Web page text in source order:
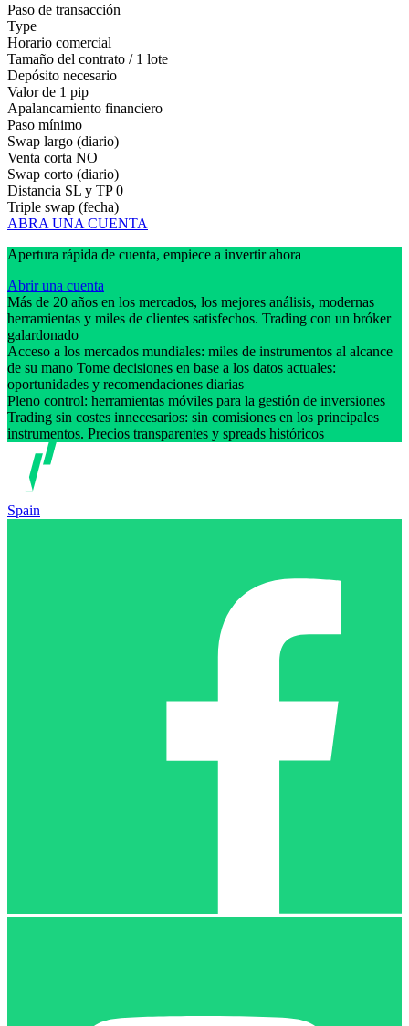
Paso de transacción
Type
Horario comercial
Tamaño del contrato / 1 lote
Depósito necesario
Valor de 1 pip
Apalancamiento financiero
Paso mínimo
Swap largo (diario)
Venta corta NO
Swap corto (diario)
Distancia SL y TP 0
Triple swap (fecha)
ABRA UNA CUENTA
Apertura rápida de cuenta, empiece a invertir ahora
Abrir una cuenta
Más de 20 años en los mercados, los mejores análisis, modernas
herramientas y miles de clientes satisfechos. Trading con un bróker
galardonado
Acceso a los mercados mundiales: miles de instrumentos al alcance
de su mano Tome decisiones en base a los datos actuales:
oportunidades y recomendaciones diarias
Pleno control: herramientas móviles para la gestión de inversiones
Trading sin costes innecesarios: sin comisiones en los principales
instrumentos. Precios transparentes y spreads históricos
Spain